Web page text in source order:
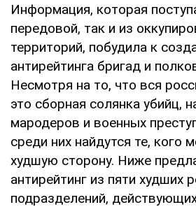
Информация, которая
передовой, так и из
территорий, побудила к
антирейтинга бригад и
Несмотря на то, что вся
это сборная солянка убийц,
мародеров и военных
среди них найдутся те, кого
худшую сторону. Ниже
антирейтинг из пяти худших
подразделений,